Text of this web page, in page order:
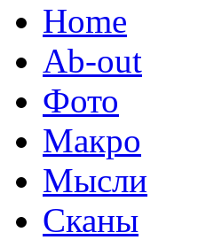
Home
Ab-out
Фото
Макро
Мысли
Сканы